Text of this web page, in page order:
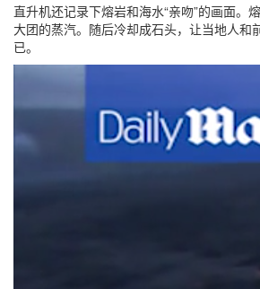
直升机还记录下熔岩和海水“亲吻”的画面。
大团的蒸汽。随后冷却成石头，让当地人和
已。